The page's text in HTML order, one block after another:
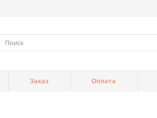
Заказ Оплата